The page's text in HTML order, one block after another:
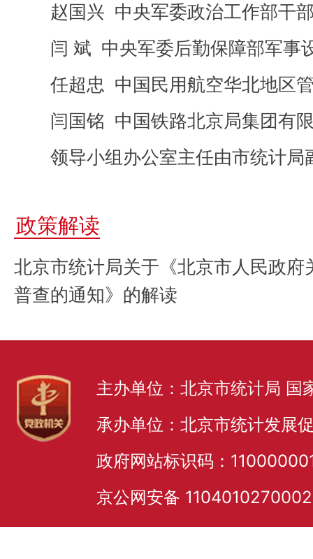
赵国兴 中央军委政治工作部干
闫 斌 中央军委后勤保障部军事
任超忠 中国民用航空华北地区管
闫国铭 中国铁路北京局集团有限
领导小组办公室主任由市统计局
政策解读
北京市统计局关于《北京市人民政
普查的通知》的解读
主办单位：北京市统计局 国
承办单位：北京市统计发展
政府网站标识码：
京公网安备